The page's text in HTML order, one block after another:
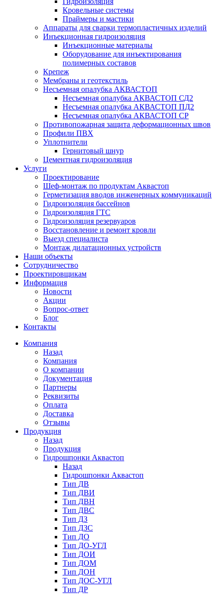
Кровельные системы
Праймеры и мастики
Аппараты для сварки термопластичных изделий
Инъекционная гидроизоляция
Инъекционные материалы
Оборудование для инъектирования
полимерных составов
Крепеж
Мембраны и геотекстиль
Несъемная опалубка АКВАСТОП
Несъемная опалубка АКВАСТОП СД2
Несъемная опалубка АКВАСТОП ПД2
Несъемная опалубка АКВАСТОП СР
Противопожарная защита деформационных швов
Профили ПВХ
Уплотнители
Гернитовый шнур
Цементная гидроизоляция
Услуги
Проектирование
Шеф-монтаж по продуктам Аквастоп
Герметизация вводов инженерных коммуникаций
Гидроизоляция бассейнов
Гидроизоляция ГТС
Гидроизоляция резервуаров
Восстановление и ремонт кровли
Выезд специалиста
Монтаж дилатационных устройств
Наши объекты
Сотрудничество
Проектировщикам
Информация
Новости
Акции
Вопрос-ответ
Блог
Контакты
Компания
Назад
Компания
О компании
Документация
Партнеры
Реквизиты
Оплата
Доставка
Отзывы
Продукция
Назад
Продукция
Гидрошпонки Аквастоп
Назад
Гидрошпонки Аквастоп
Тип ДВ
Тип ДВИ
Тип ДВН
Тип ДВС
Тип ДЗ
Тип ДЗС
Тип ДО
Тип ДО-УГЛ
Тип ДОИ
Тип ДОМ
Тип ДОН
Тип ДОС-УГЛ
Тип ДР